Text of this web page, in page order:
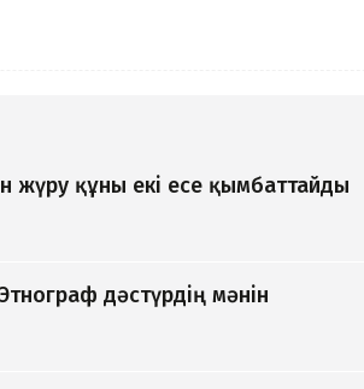
құны екі есе қымбаттайды
дәстүрдің мәнін